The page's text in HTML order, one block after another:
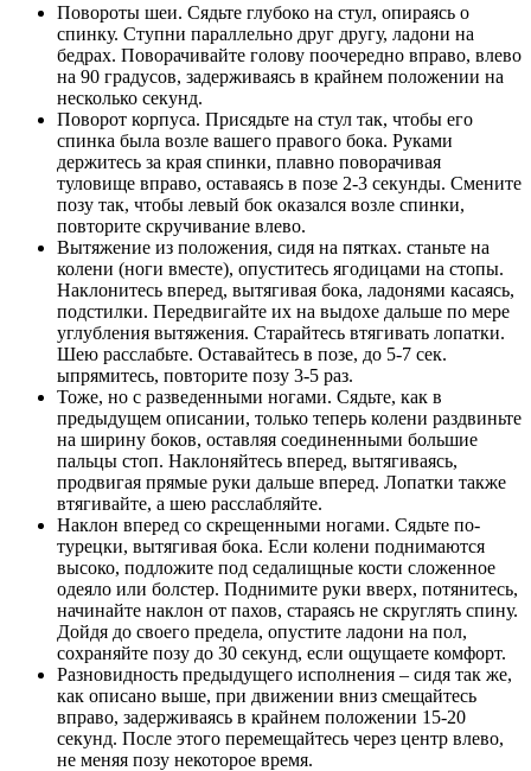
Повороты шеи. Сядьте глубоко на стул, опираясь о
спинку. Ступни параллельно друг другу, ладони на
бедрах. Поворачивайте голову поочередно вправо, влево
на 90 градусов, задерживаясь в крайнем положении на
несколько секунд.
Поворот корпуса. Присядьте на стул так, чтобы его
спинка была возле вашего правого бока. Руками
держитесь за края спинки, плавно поворачивая
туловище вправо, оставаясь в позе 2-3 секунды. Смените
позу так, чтобы левый бок оказался возле спинки,
повторите скручивание влево.
Вытяжение из положения, сидя на пятках. станьте на
колени (ноги вместе), опуститесь ягодицами на стопы.
Наклонитесь вперед, вытягивая бока, ладонями касаясь,
подстилки. Передвигайте их на выдохе дальше по мере
углубления вытяжения. Старайтесь втягивать лопатки.
Шею расслабьте. Оставайтесь в позе, до 5-7 сек.
ыпрямитесь, повторите позу 3-5 раз.
Тоже, но с разведенными ногами. Сядьте, как в
предыдущем описании, только теперь колени раздвиньте
на ширину боков, оставляя соединенными большие
пальцы стоп. Наклоняйтесь вперед, вытягиваясь,
продвигая прямые руки дальше вперед. Лопатки также
втягивайте, а шею расслабляйте.
Наклон вперед со скрещенными ногами. Сядьте по-
турецки, вытягивая бока. Если колени поднимаются
высоко, подложите под седалищные кости сложенное
одеяло или болстер. Поднимите руки вверх, потянитесь,
начинайте наклон от пахов, стараясь не скруглять спину.
Дойдя до своего предела, опустите ладони на пол,
сохраняйте позу до 30 секунд, если ощущаете комфорт.
Разновидность предыдущего исполнения – сидя так же,
как описано выше, при движении вниз смещайтесь
вправо, задерживаясь в крайнем положении 15-20
секунд. После этого перемещайтесь через центр влево,
не меняя позу некоторое время.